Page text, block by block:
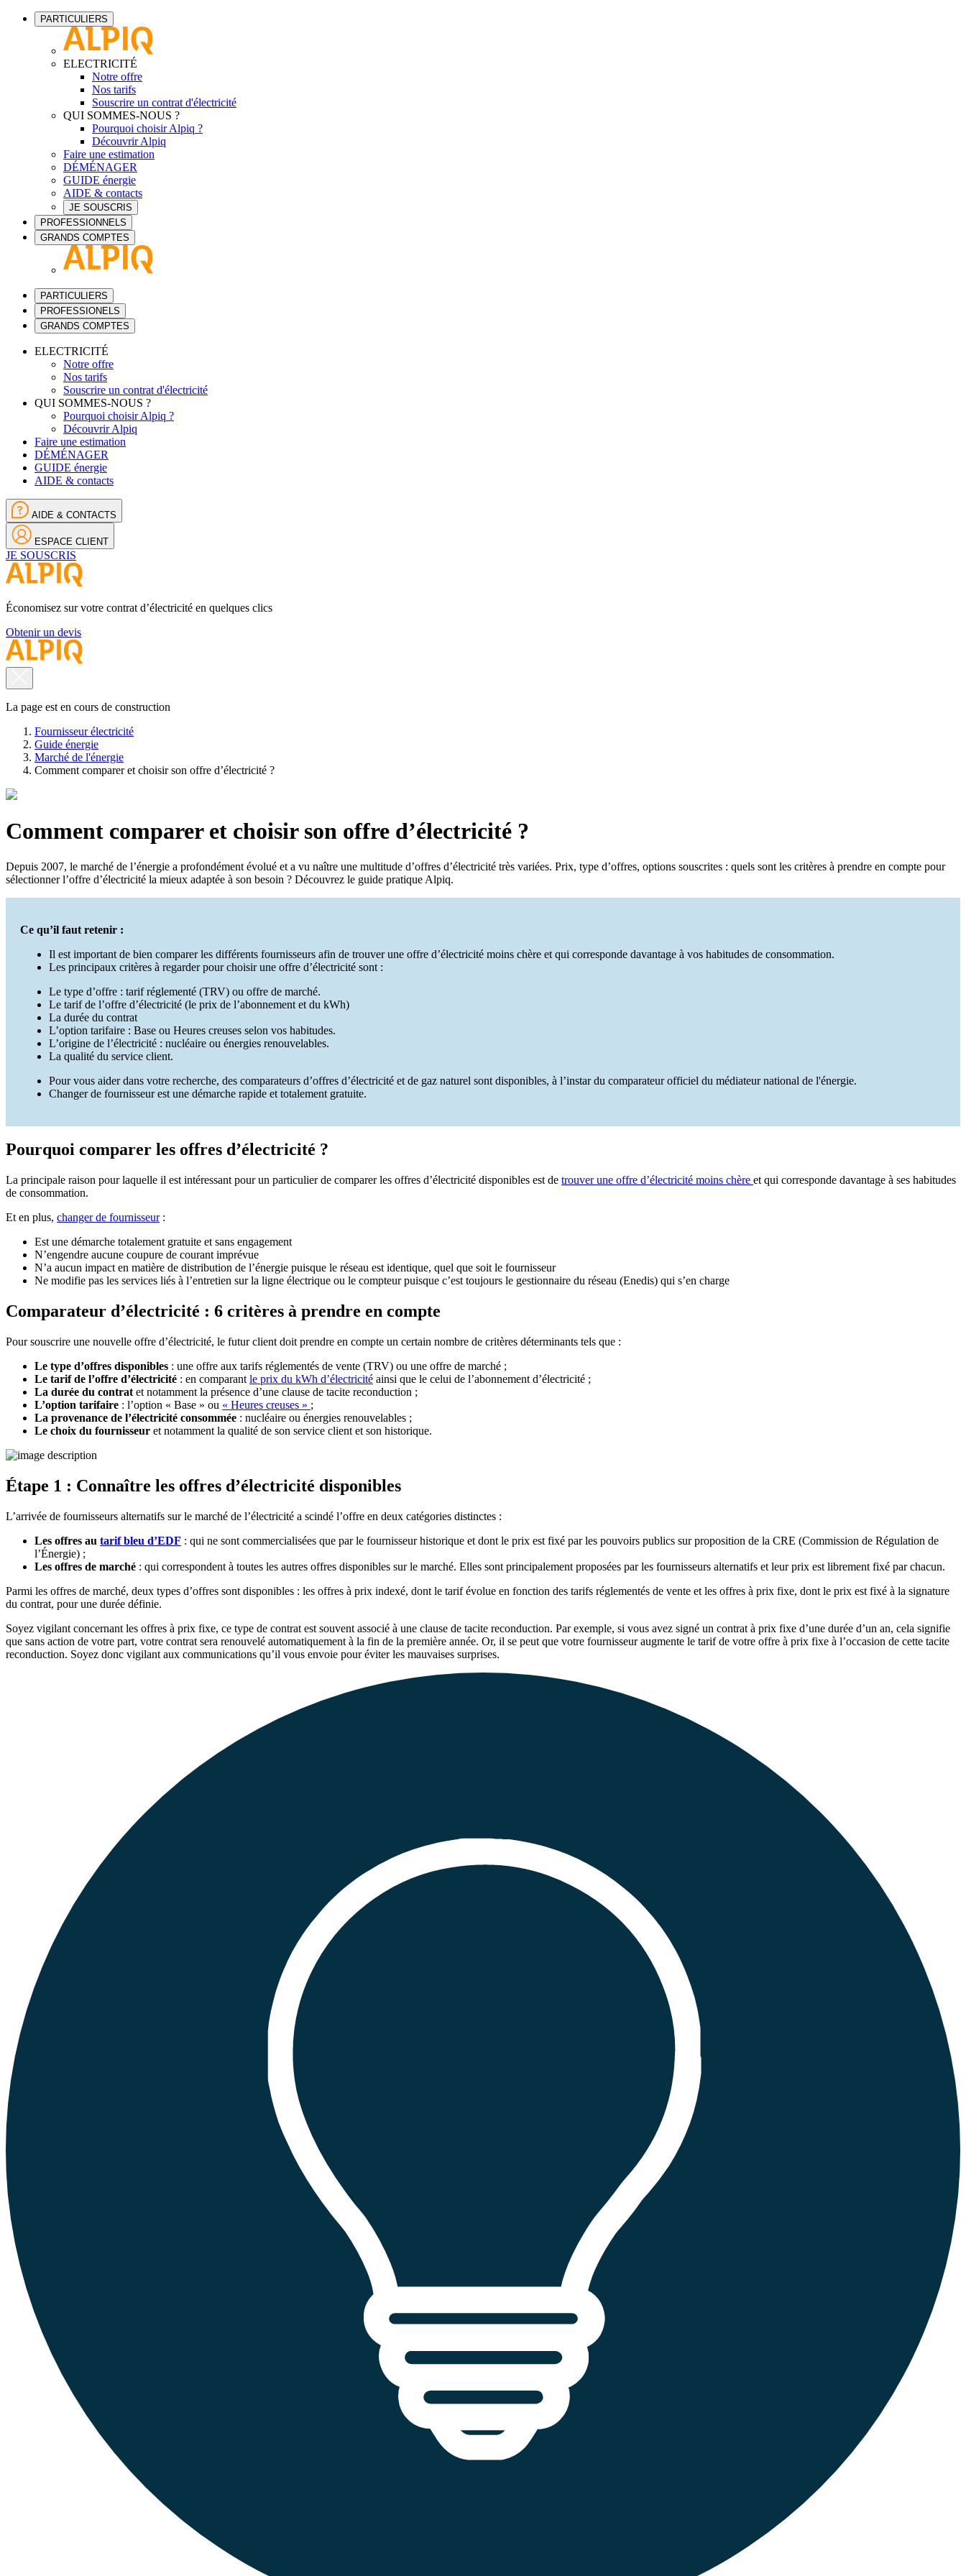
PARTICULIERS
ELECTRICITÉ
Notre offre
Nos tarifs
Souscrire un contrat d'électricité
QUI SOMMES-NOUS ?
Pourquoi choisir Alpiq ?
Découvrir Alpiq
Faire une estimation
DÉMÉNAGER
GUIDE énergie
AIDE & contacts
JE SOUSCRIS
PROFESSIONNELS
GRANDS COMPTES
PARTICULIERS
PROFESSIONELS
GRANDS COMPTES
ELECTRICITÉ
Notre offre
Nos tarifs
Souscrire un contrat d'électricité
QUI SOMMES-NOUS ?
Pourquoi choisir Alpiq ?
Découvrir Alpiq
Faire une estimation
DÉMÉNAGER
GUIDE énergie
AIDE & contacts
AIDE & CONTACTS
ESPACE CLIENT
JE SOUSCRIS
Économisez sur votre contrat d’électricité en quelques clics
Obtenir un devis
La page est en cours de construction
Fournisseur électricité
Guide énergie
Marché de l'énergie
Comment comparer et choisir son offre d’électricité ?
Comment comparer et choisir son offre d’électricité ?
Depuis 2007, le marché de l’énergie a profondément évolué et a vu naître une multitude d’offres d’électricité très variées. Prix, type d’offres, options souscrites : quels sont les critères à prendre en compte pour
sélectionner l’offre d’électricité la mieux adaptée à son besoin ? Découvrez le guide pratique Alpiq.
Ce qu’il faut retenir :
Il est important de bien comparer les différents fournisseurs afin de trouver une offre d’électricité moins chère et qui corresponde davantage à vos habitudes de consommation.
Les principaux critères à regarder pour choisir une offre d’électricité sont :
Le type d’offre : tarif réglementé (TRV) ou offre de marché.
Le tarif de l’offre d’électricité (le prix de l’abonnement et du kWh)
La durée du contrat
L’option tarifaire : Base ou Heures creuses selon vos habitudes.
L’origine de l’électricité : nucléaire ou énergies renouvelables.
La qualité du service client.
Pour vous aider dans votre recherche, des comparateurs d’offres d’électricité et de gaz naturel sont disponibles, à l’instar du comparateur officiel du médiateur national de l'énergie.
Changer de fournisseur est une démarche rapide et totalement gratuite.
Pourquoi comparer les offres d’électricité ?
La principale raison pour laquelle il est intéressant pour un particulier de comparer les offres d’électricité disponibles est de trouver une offre d’électricité moins chère et qui corresponde davantage à ses habitudes
de consommation.
Et en plus, changer de fournisseur:
Est une démarche totalement gratuite et sans engagement
N’engendre aucune coupure de courant imprévue
N’a aucun impact en matière de distribution de l’énergie puisque le réseau est identique, quel que soit le fournisseur
Ne modifie pas les services liés à l’entretien sur la ligne électrique ou le compteur puisque c’est toujours le gestionnaire du réseau (Enedis) qui s’en charge
Comparateur d’électricité : 6 critères à prendre en compte
Pour souscrire une nouvelle offre d’électricité, le futur client doit prendre en compte un certain nombre de critères déterminants tels que :
Le type d’offres disponibles : une offre aux tarifs réglementés de vente (TRV) ou une offre de marché ;
Le tarif de l’offre d’électricité : en comparant le prix du kWh d’électricité ainsi que le celui de l’abonnement d’électricité ;
La durée du contrat et notamment la présence d’une clause de tacite reconduction ;
L’option tarifaire : l’option « Base » ou « Heures creuses » ;
La provenance de l’électricité consommée : nucléaire ou énergies renouvelables ;
Le choix du fournisseur et notamment la qualité de son service client et son historique.
Étape 1 : Connaître les offres d’électricité disponibles
L’arrivée de fournisseurs alternatifs sur le marché de l’électricité a scindé l’offre en deux catégories distinctes :
Les offres au tarif bleu d’EDF : qui ne sont commercialisées que par le fournisseur historique et dont le prix est fixé par les pouvoirs publics sur proposition de la CRE (Commission de Régulation de
l’Énergie) ;
Les offres de marché : qui correspondent à toutes les autres offres disponibles sur le marché. Elles sont principalement proposées par les fournisseurs alternatifs et leur prix est librement fixé par chacun.
Parmi les offres de marché, deux types d’offres sont disponibles : les offres à prix indexé, dont le tarif évolue en fonction des tarifs réglementés de vente et les offres à prix fixe, dont le prix est fixé à la signature
du contrat, pour une durée définie.
Soyez vigilant concernant les offres à prix fixe, ce type de contrat est souvent associé à une clause de tacite reconduction. Par exemple, si vous avez signé un contrat à prix fixe d’une durée d’un an, cela signifie
que sans action de votre part, votre contrat sera renouvelé automatiquement à la fin de la première année. Or, il se peut que votre fournisseur augmente le tarif de votre offre à prix fixe à l’occasion de cette tacite
reconduction. Soyez donc vigilant aux communications qu’il vous envoie pour éviter les mauvaises surprises.